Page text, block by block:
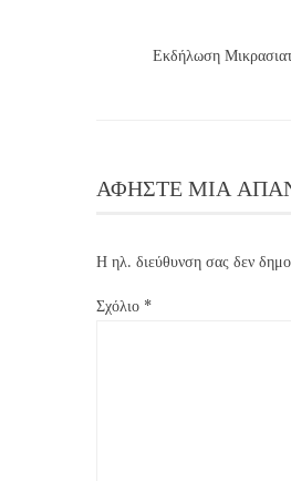
Εκδήλωση
ΑΦΉΣΤΕ ΜΙΑ
Η ηλ. διεύθυνση σας δεν
Σχόλιο *